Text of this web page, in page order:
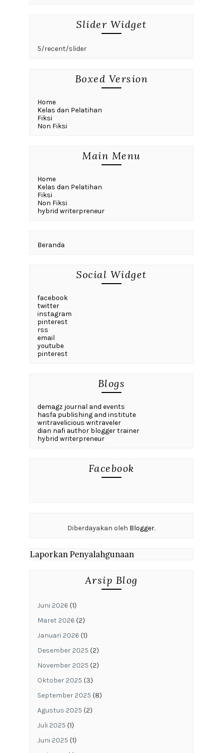
Slider Widget
5/recent/slider
Boxed Version
Home
Kelas dan Pelatihan
Fiksi
Non Fiksi
Main Menu
Home
Kelas dan Pelatihan
Fiksi
Non Fiksi
hybrid writerpreneur
Beranda
Social Widget
facebook
twitter
instagram
pinterest
rss
email
youtube
pinterest
Blogs
demagz journal and events
hasfa publishing and institute
writravelicious writraveler
dian nafi author blogger trainer
hybrid writerpreneur
Facebook
Diberdayakan oleh Blogger.
Laporkan Penyalahgunaan
Arsip Blog
Juni 2026 (1)
Maret 2026 (2)
Januari 2026 (1)
Desember 2025 (2)
November 2025 (2)
Oktober 2025 (3)
September 2025 (8)
Agustus 2025 (2)
Juli 2025 (1)
Juni 2025 (1)